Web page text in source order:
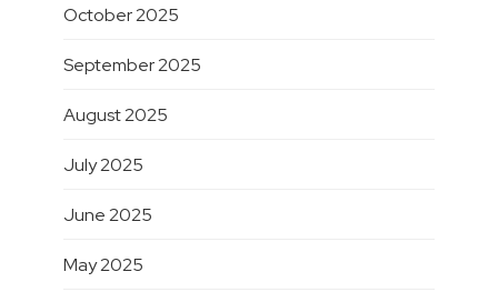
October 2025
September 2025
August 2025
July 2025
June 2025
May 2025